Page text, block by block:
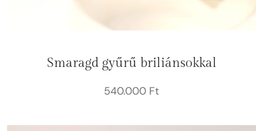
Smaragd gyűrű briliánsokkal
540.000 Ft